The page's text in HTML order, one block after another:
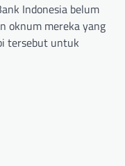
Indonesia belum
oknum mereka yang
tersebut untuk